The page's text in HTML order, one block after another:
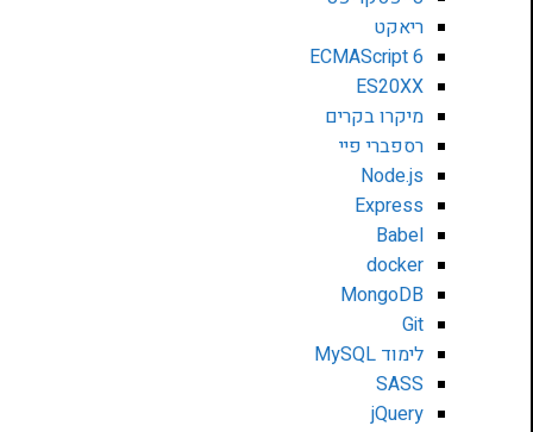
ריאקט
ECMAScript 6
ES20XX
מיקרו בקרים
רספברי פיי
Node.js
Express
Babel
docker
MongoDB
Git
לימוד MySQL
SASS
jQuery